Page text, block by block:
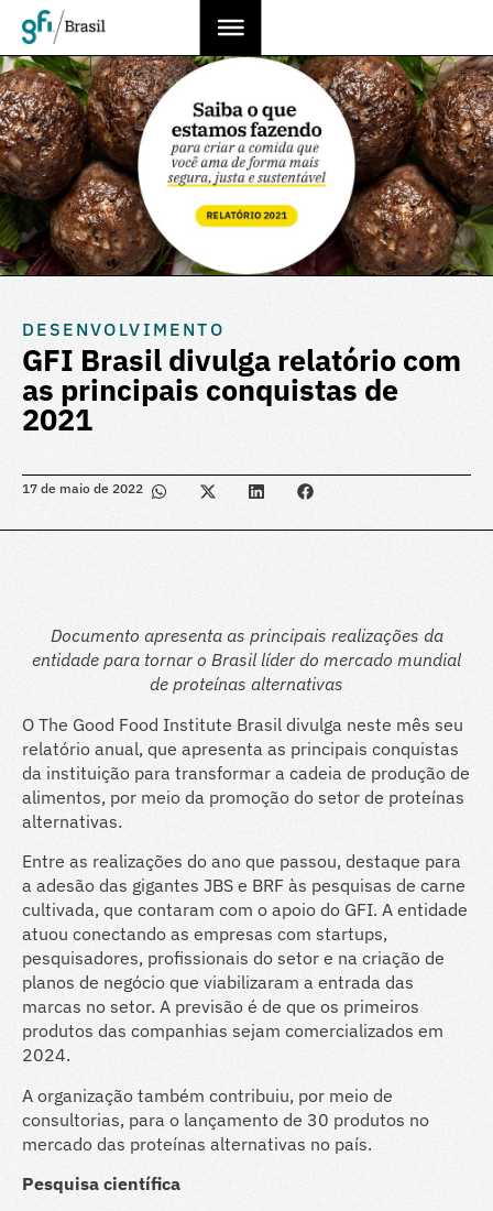
DESENVOLVIMENTO
GFI Brasil divulga relatório com
as principais conquistas de
2021
17 de maio de 2022
Documento apresenta as principais realizações da
entidade para tornar o Brasil líder do mercado mundial
de proteínas alternativas
O The Good Food Institute Brasil divulga neste mês seu
relatório anual, que apresenta as principais conquistas
da instituição para transformar a cadeia de produção de
alimentos, por meio da promoção do setor de proteínas
alternativas.
Entre as realizações do ano que passou, destaque para
a adesão das gigantes JBS e BRF às pesquisas de carne
cultivada, que contaram com o apoio do GFI. A entidade
atuou conectando as empresas com startups,
pesquisadores, profissionais do setor e na criação de
planos de negócio que viabilizaram a entrada das
marcas no setor. A previsão é de que os primeiros
produtos das companhias sejam comercializados em
2024.
A organização também contribuiu, por meio de
consultorias, para o lançamento de 30 produtos no
mercado das proteínas alternativas no país.
Pesquisa científica